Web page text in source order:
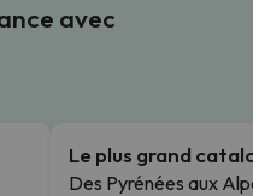
avec
Le plus grand
Des Pyrénées aux